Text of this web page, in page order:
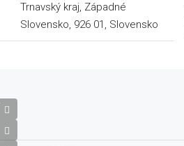
Trnavský kraj, Západné
Slovensko, 926 01, Slovensko